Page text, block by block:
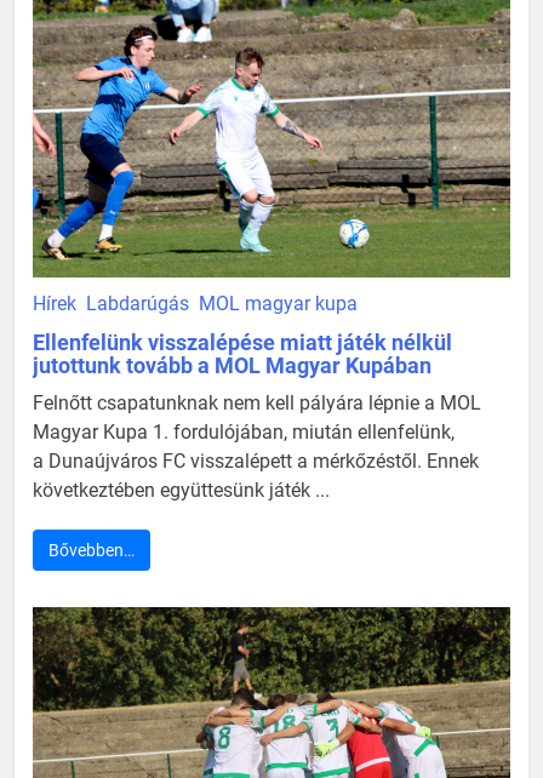
Hírek Labdarúgás MOL magyar kupa
Ellenfelünk visszalépése miatt játék nélkül
jutottunk tovább a MOL Magyar Kupában
Felnőtt csapatunknak nem kell pályára lépnie a MOL
Magyar Kupa 1. fordulójában, miután ellenfelünk,
a Dunaújváros FC visszalépett a mérkőzéstől. Ennek
következtében együttesünk játék ...
Bővebben…